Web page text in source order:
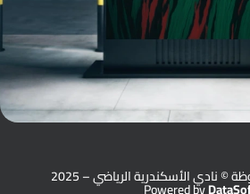
نادي الأسكندرية الرياضي – 2025